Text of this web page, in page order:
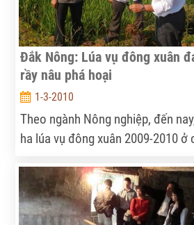
Đắk Nông: Lúa vụ đông xuân
rầy nâu phá hoại
1-3-2010
Theo ngành Nông nghiệp, đến
ha lúa vụ đông xuân 2009-2010 ở
cơ ảnh hưởng sang nhiều địa
ra, còn có hàng chục ha lúa bị khô
nhiều nơi không còn nước tưới...